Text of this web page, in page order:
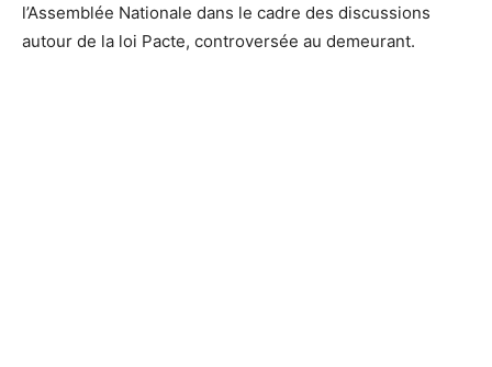
l’Assemblée Nationale dans le cadre des discussions
autour de la loi Pacte, controversée au demeurant.